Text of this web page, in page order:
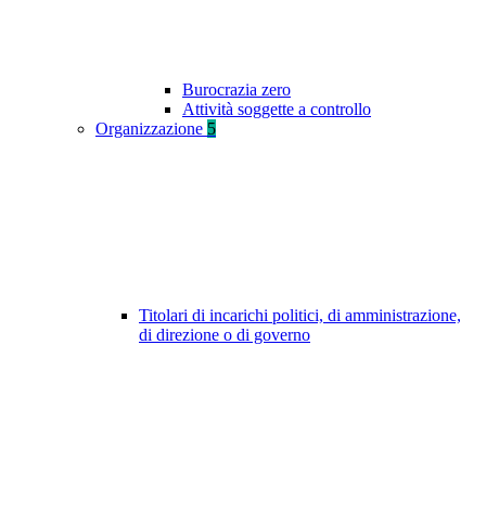
Burocrazia zero
Attività soggette a controllo
Organizzazione 5
Titolari di incarichi politici, di amministrazione,
di direzione o di governo